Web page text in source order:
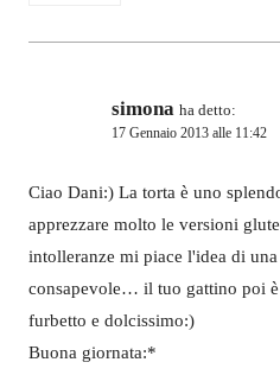
simona ha detto:
17 Gennaio 2013 alle 11:42
Ciao Dani:) La torta è uno
apprezzare molto le versioni
intolleranze mi piace l'idea di
consapevole… il tuo gattino poi
furbetto e dolcissimo:)
Buona giornata:*